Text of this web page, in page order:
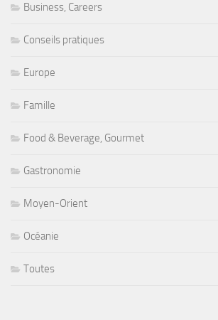
Business, Careers
Conseils pratiques
Europe
Famille
Food & Beverage, Gourmet
Gastronomie
Moyen-Orient
Océanie
Toutes